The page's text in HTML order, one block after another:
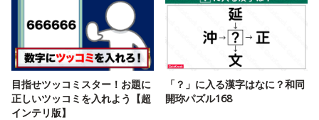
目指せツッコミスター！お題に
正しいツッコミを入れよう【超
インテリ版】
「？」に入る漢字はなに？和同
開珎パズル168